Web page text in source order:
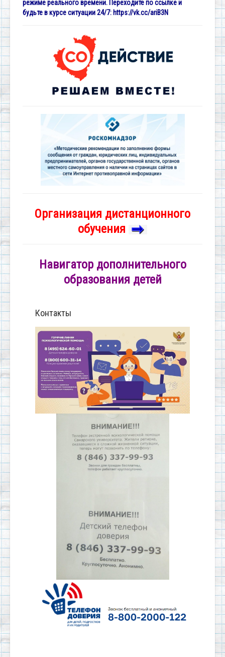
режиме реального времени. Переходите по ссылке и
будьте в курсе ситуации 24/7: https://vk.cc/ariB3N
Организация дистанционного
обучения
Навигатор дополнительного
образования детей
Контакты